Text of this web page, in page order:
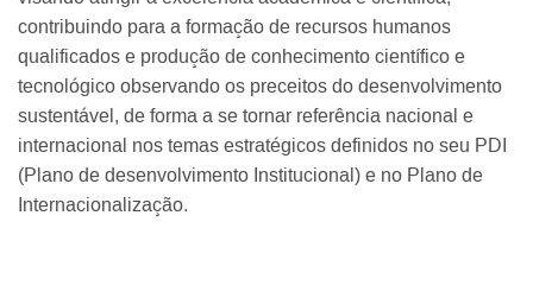
contribuindo para a formação de recursos humanos
qualificados e produção de conhecimento científico e
tecnológico observando os preceitos do desenvolvimento
sustentável, de forma a se tornar referência nacional e
internacional nos temas estratégicos definidos no seu PDI
(Plano de desenvolvimento Institucional) e no Plano de
Internacionalização.